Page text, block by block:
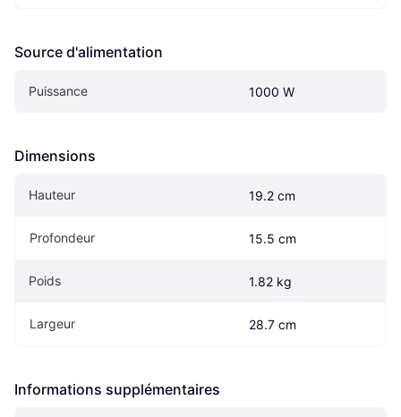
Source d'alimentation
Puissance 1000 W
Dimensions
Hauteur 19.2 cm
Profondeur 15.5 cm
Poids 1.82 kg
Largeur 28.7 cm
Informations supplémentaires